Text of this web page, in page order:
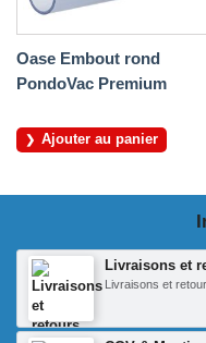
Oase Embout rond
PondoVac Premium
Ajouter au panier
Livraisons et
Livraisons et